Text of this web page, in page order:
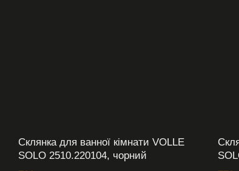
Склянка для ванної кімнати VOLLE
SOLO 2510.220104, чорний